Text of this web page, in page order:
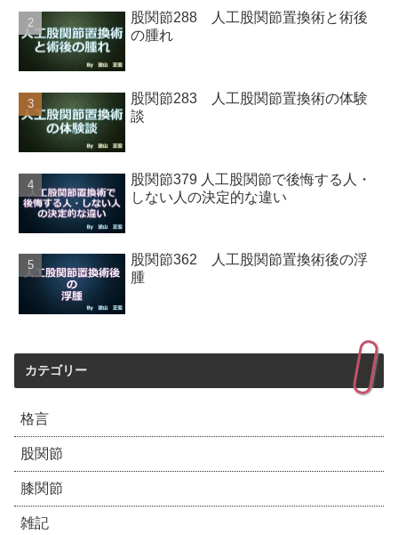
股関節288 人工股関節置換術と術後
の腫れ
股関節283 人工股関節置換術の体験
談
股関節379 人工股関節で後悔する人・
しない人の決定的な違い
股関節362 人工股関節置換術後の浮
腫
カテゴリー
格言
股関節
膝関節
雑記